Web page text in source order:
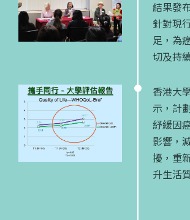
結果發
針對現
足，為
切及持
香港大
示，計
紓緩因
影響，
擾，重
升生活